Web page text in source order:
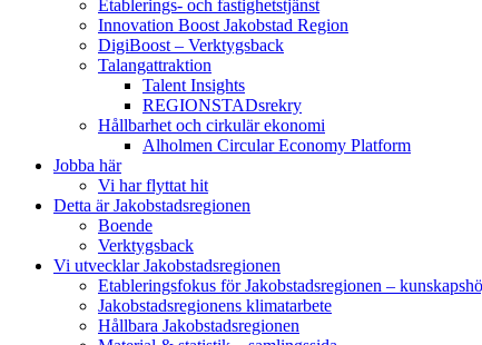
Etablerings- och fastighetstjänst
Innovation Boost Jakobstad Region
DigiBoost – Verktygsback
Talangattraktion
Talent Insights
REGIONSTADsrekry
Hållbarhet och cirkulär ekonomi
Alholmen Circular Economy Platform
Jobba här
Vi har flyttat hit
Detta är Jakobstadsregionen
Boende
Verktygsback
Vi utvecklar Jakobstadsregionen
Etableringsfokus för Jakobstadsregionen –
Jakobstadsregionens klimatarbete
Hållbara Jakobstadsregionen